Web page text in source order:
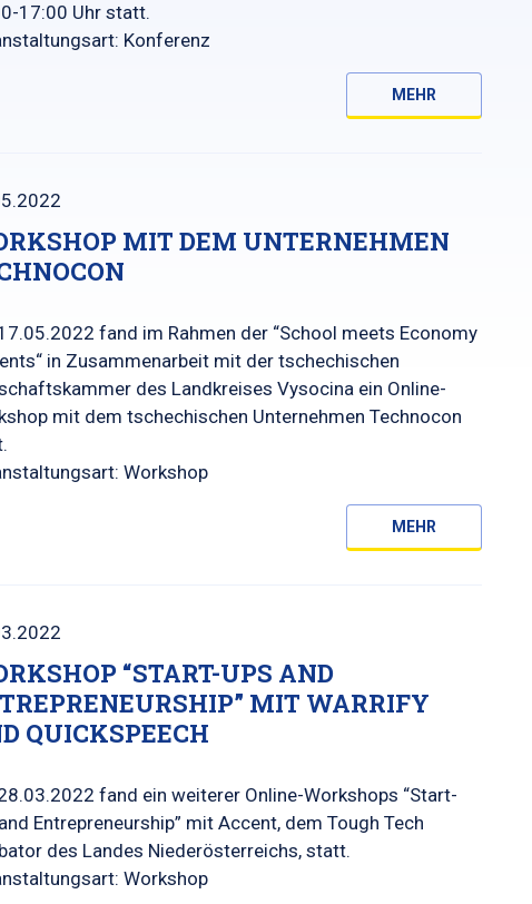
17:00 Uhr statt.
Konferenz
MEHR
MIT DEM UNTERNEHMEN
fand im Rahmen der “School meets Economy
in Zusammenarbeit mit der tschechischen
des Landkreises Vysocina ein Online-
mit dem tschechischen Unternehmen Technocon
Workshop
MEHR
“START-UPS AND
MIT WARRIFY
QUICKSPEECH
fand ein weiterer Online-Workshops “Start-
Entrepreneurship” mit Accent, dem Tough Tech
des Landes Niederösterreichs, statt.
Workshop